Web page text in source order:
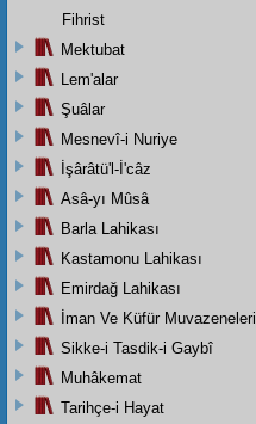
Fihrist
Mektubat
Lem'alar
Şuâlar
Mesnevî-i Nuriye
İşârâtü'l-İ'câz
Asâ-yı Mûsâ
Barla Lahikası
Kastamonu Lahikası
Emirdağ Lahikası
İman Ve Küfür Muvazeneleri
Sikke-i Tasdik-i Gaybî
Muhâkemat
Tarihçe-i Hayat